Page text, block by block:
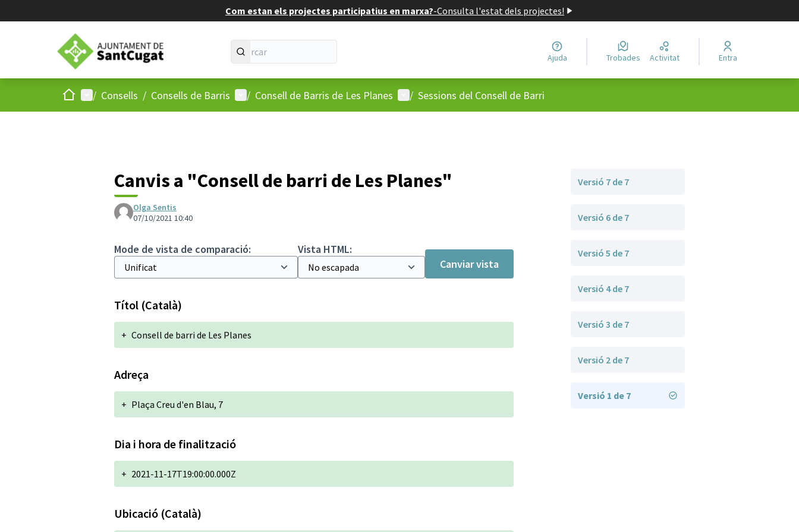
Com estan els projectes participatius en marxa?-Consulta l'estat dels projectes!
Ajuda Trobades Activitat Entra
Inici Menú principal
/ Consells / Consells de Barris Menú d'usuari
/ Consell de Barris de Les Planes Menú d'usuari
/ Sessions del Consell de Barri
Canvis a "Consell de barri de Les Planes"
Olga Sentis
07/10/2021 10:40
Mode de vista de comparació:
Vista HTML:
Canviar vista
Títol (Català)
+ Consell de barri de Les Planes
Adreça
+ Plaça Creu d'en Blau, 7
Dia i hora de finalització
+ 2021-11-17T19:00:00.000Z
Ubicació (Català)
Versió 7 de 7
Versió 6 de 7
Versió 5 de 7
Versió 4 de 7
Versió 3 de 7
Versió 2 de 7
Versió 1 de 7